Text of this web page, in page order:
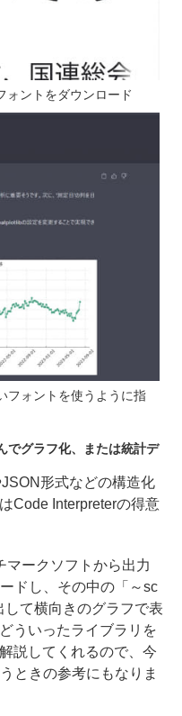
ォントをダウンロード
フォントを使うように指
でグラフ化、または統計デ
形式などの構造化
Code Interpreterの得意
マークソフトから出力
ドし、その中の「～sc
て横向きのグラフで表
ういったライブラリを
説してくれるので、今
ときの参考にもなりま